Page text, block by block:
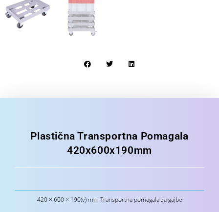
Plastična Transportna Pomagala
420x600x190mm
420 × 600 × 190(v) mm Transportna pomagala za gajbe